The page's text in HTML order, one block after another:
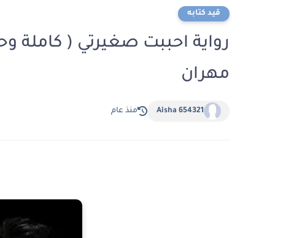
قيد كتابه
رواية احببت صغيرتي ( كاملة
مهران
Aisha 654321 منذ عام